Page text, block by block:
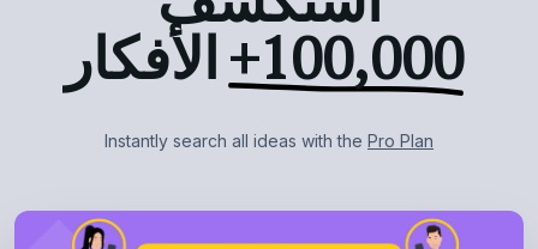
100,000+ الأفكار
Instantly search all ideas with the Pro Plan